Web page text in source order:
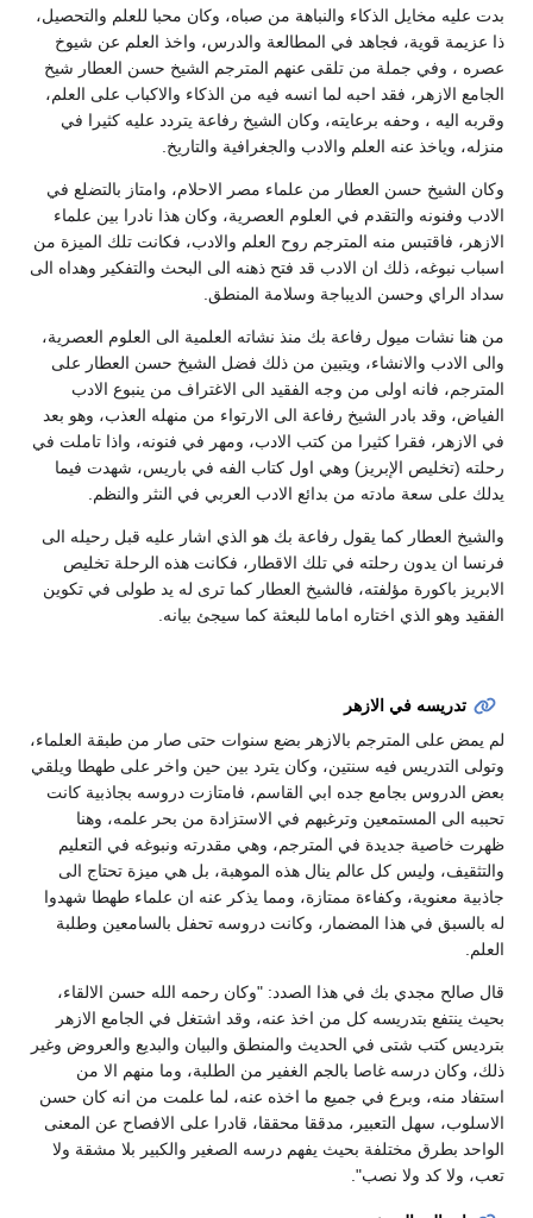
بدت عليه مخايل الذكاء والنباهة من صباه، وكان محبا للعلم والتحصيل،
ذا عزيمة قوية، فجاهد في المطالعة والدرس، واخذ العلم عن شيوخ
عصره ، وفي جملة من تلقى عنهم المترجم الشيخ حسن العطار شيخ
الجامع الازهر، فقد احبه لما انسه فيه من الذكاء والاكباب على العلم،
وقربه اليه ، وحفه برعايته، وكان الشيخ رفاعة يتردد عليه كثيرا في
منزله، وياخذ عنه العلم والادب والجغرافية والتاريخ.
وكان الشيخ حسن العطار من علماء مصر الاحلام، وامتاز بالتضلع في
الادب وفنونه والتقدم في العلوم العصرية، وكان هذا نادرا بين علماء
الازهر، فاقتبس منه المترجم روح العلم والادب، فكانت تلك الميزة من
اسباب نبوغه، ذلك ان الادب قد فتح ذهنه الى البحث والتفكير وهداه الى
سداد الراي وحسن الديباجة وسلامة المنطق.
من هنا نشات ميول رفاعة بك منذ نشاته العلمية الى العلوم العصرية،
والى الادب والانشاء، ويتبين من ذلك فضل الشيخ حسن العطار على
المترجم، فانه اولى من وجه الفقيد الى الاغتراف من ينبوع الادب
الفياض، وقد بادر الشيخ رفاعة الى الارتواء من منهله العذب، وهو بعد
في الازهر، فقرا كثيرا من كتب الادب، ومهر في فنونه، واذا تاملت في
رحلته (تخليص الإبريز) وهي اول كتاب الفه في باريس، شهدت فيما
يدلك على سعة مادته من بدائع الادب العربي في النثر والنظم.
والشيخ العطار كما يقول رفاعة بك هو الذي اشار عليه قبل رحيله الى
فرنسا ان يدون رحلته في تلك الاقطار، فكانت هذه الرحلة تخليص
الابريز باكورة مؤلفته، فالشيخ العطار كما ترى له يد طولى في تكوين
الفقيد وهو الذي اختاره اماما للبعثة كما سيجئ بيانه.
تدريسه في الازهر
لم يمض على المترجم بالازهر بضع سنوات حتى صار من طبقة العلماء،
وتولى التدريس فيه سنتين، وكان يترد بين حين واخر على طهطا ويلقي
بعض الدروس بجامع جده ابي القاسم، فامتازت دروسه بجاذبية كانت
تحببه الى المستمعين وترغبهم في الاستزادة من بحر علمه، وهنا
ظهرت خاصية جديدة في المترجم، وهي مقدرته ونبوغه في التعليم
والتثقيف، وليس كل عالم ينال هذه الموهبة، بل هي ميزة تحتاج الى
جاذبية معنوية، وكفاءة ممتازة، ومما يذكر عنه ان علماء طهطا شهدوا
له بالسبق في هذا المضمار، وكانت دروسه تحفل بالسامعين وطلبة
العلم.
قال صالح مجدي بك في هذا الصدد: "وكان رحمه الله حسن الالقاء،
بحيث ينتفع بتدريسه كل من اخذ عنه، وقد اشتغل في الجامع الازهر
بترديس كتب شتى في الحديث والمنطق والبيان والبديع والعروض وغير
ذلك، وكان درسه غاصا بالجم الغفير من الطلبة، وما منهم الا من
استفاد منه، وبرع في جميع ما اخذه عنه، لما علمت من انه كان حسن
الاسلوب، سهل التعبير، مدققا محققا، قادرا على الافصاح عن المعنى
الواحد بطرق مختلفة بحيث يفهم درسه الصغير والكبير بلا مشقة ولا
تعب، ولا كد ولا نصب".